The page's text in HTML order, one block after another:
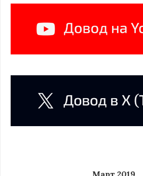
Март 2019